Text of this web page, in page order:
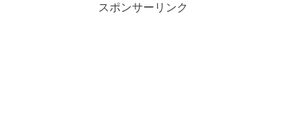
スポンサーリンク